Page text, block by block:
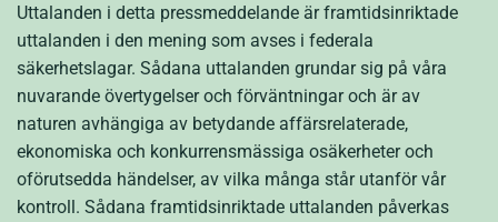
Uttalanden i detta pressmeddelande är framtidsinriktade
uttalanden i den mening som avses i federala
säkerhetslagar. Sådana uttalanden grundar sig på våra
nuvarande övertygelser och förväntningar och är av
naturen avhängiga av betydande affärsrelaterade,
ekonomiska och konkurrensmässiga osäkerheter och
oförutsedda händelser, av vilka många står utanför vår
kontroll. Sådana framtidsinriktade uttalanden påverkas